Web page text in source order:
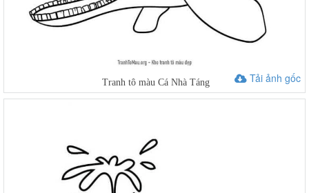
Tải ảnh gốc
Tranh tô màu Cá Nhà Táng